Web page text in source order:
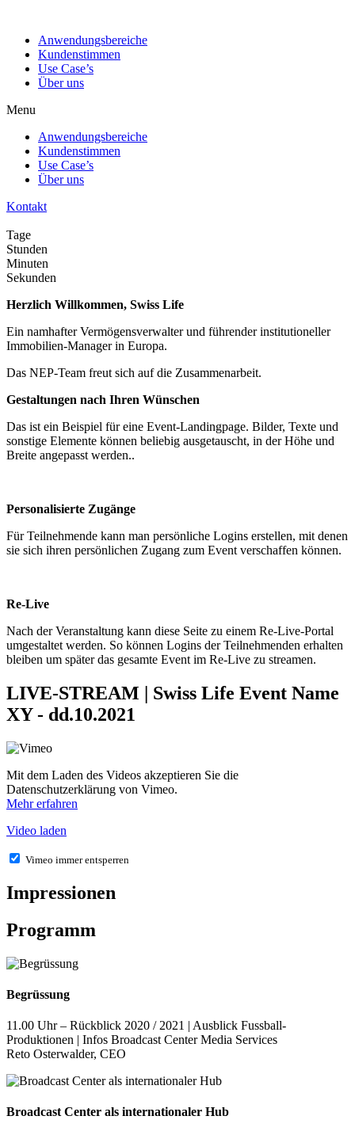
Anwendungsbereiche
Kundenstimmen
Use Case’s
Über uns
Menu
Anwendungsbereiche
Kundenstimmen
Use Case’s
Über uns
Kontakt
Tage
Stunden
Minuten
Sekunden
Herzlich Willkommen, Swiss Life
Ein namhafter Vermögensverwalter und führender institutioneller
Immobilien-Manager in Europa.
Das NEP-Team freut sich auf die Zusammenarbeit.
Gestaltungen nach Ihren Wünschen
Das ist ein Beispiel für eine Event-Landingpage. Bilder, Texte und
sonstige Elemente können beliebig ausgetauscht, in der Höhe und
Breite angepasst werden..
Personalisierte Zugänge
Für Teilnehmende kann man persönliche Logins erstellen, mit denen
sie sich ihren persönlichen Zugang zum Event verschaffen können.
Re-Live
Nach der Veranstaltung kann diese Seite zu einem Re-Live-Portal
umgestaltet werden. So können Logins der Teilnehmenden erhalten
bleiben um später das gesamte Event im Re-Live zu streamen.
LIVE-STREAM | Swiss Life Event Name
XY - dd.10.2021
Mit dem Laden des Videos akzeptieren Sie die
Datenschutzerklärung von Vimeo.
Mehr erfahren
Video laden
Vimeo immer entsperren
Impressionen
Programm
Begrüssung
11.00 Uhr – Rückblick 2020 / 2021 | Ausblick Fussball-
Produktionen | Infos Broadcast Center Media Services
Reto Osterwalder, CEO
Broadcast Center als internationaler Hub